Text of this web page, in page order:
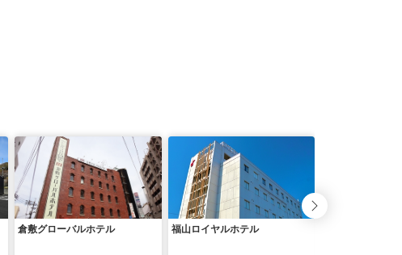
倉敷グローバルホテル 福山ロイヤルホテル